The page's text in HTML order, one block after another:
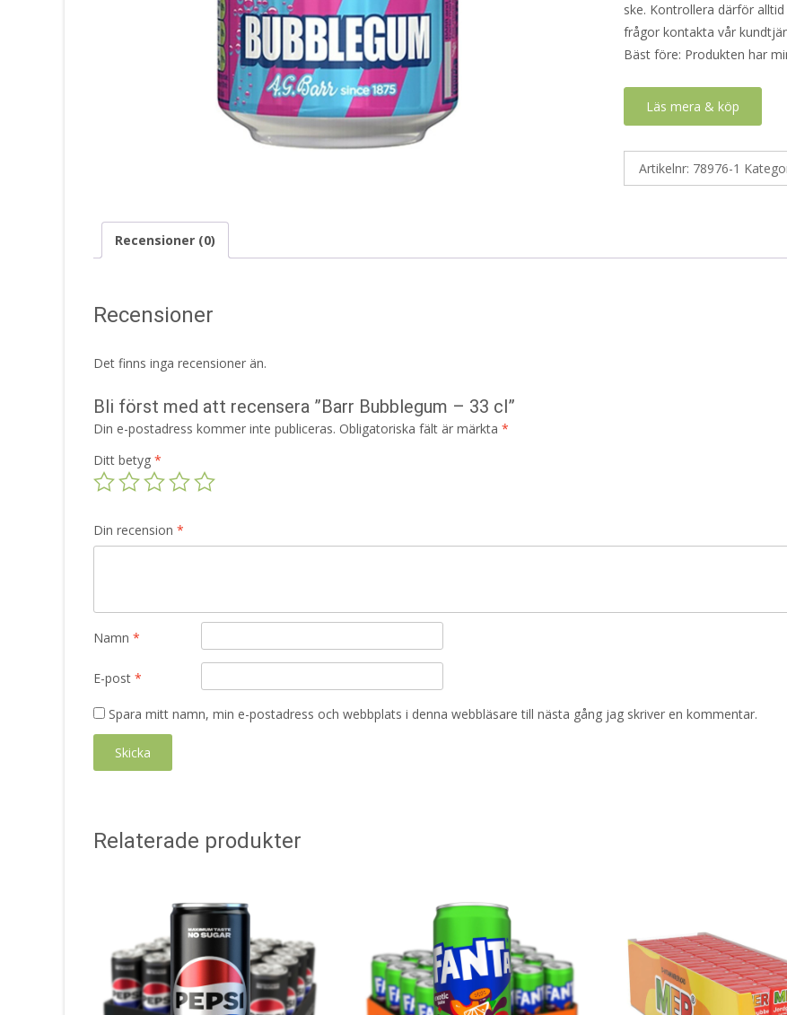
ske. Kontrollera därför
frågor kontakta vår
Bäst före: Produkten har
Läs mera & köp
Artikelnr: 78976-1
Recensioner (0)
Recensioner
Det finns inga recensioner än.
Bli först med att recensera ”Barr Bubblegum – 33 cl”
Din e-postadress kommer inte publiceras. Obligatoriska fält är märkta *
Ditt betyg *
Din recension *
Namn *
E-post *
Spara mitt namn, min e-postadress och webbplats i denna webbläsare till nästa gång jag skriver en kommentar.
Relaterade produkter